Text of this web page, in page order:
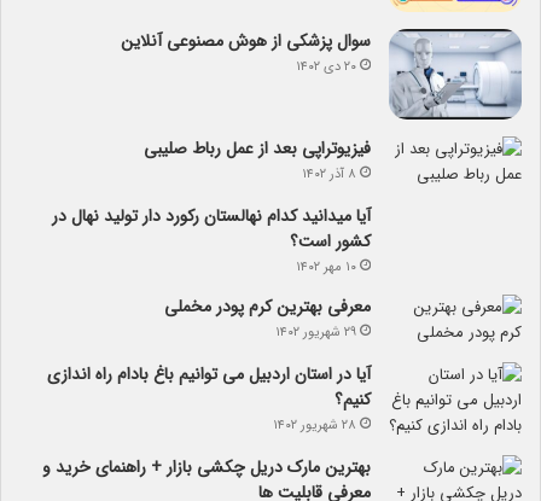
سوال پزشکی از هوش مصنوعی آنلاین
۲۰ دی ۱۴۰۲
فیزیوتراپی بعد از عمل رباط صلیبی
۸ آذر ۱۴۰۲
آیا می­دانید کدام نهالستان رکورد دار تولید نهال­ در
کشور است؟
۱۰ مهر ۱۴۰۲
معرفی بهترین کرم پودر مخملی
۲۹ شهریور ۱۴۰۲
آیا در استان اردبیل می توانیم باغ بادام راه اندازی
کنیم؟
۲۸ شهریور ۱۴۰۲
بهترین مارک دریل چکشی بازار + راهنمای خرید و
معرفی قابلیت ها